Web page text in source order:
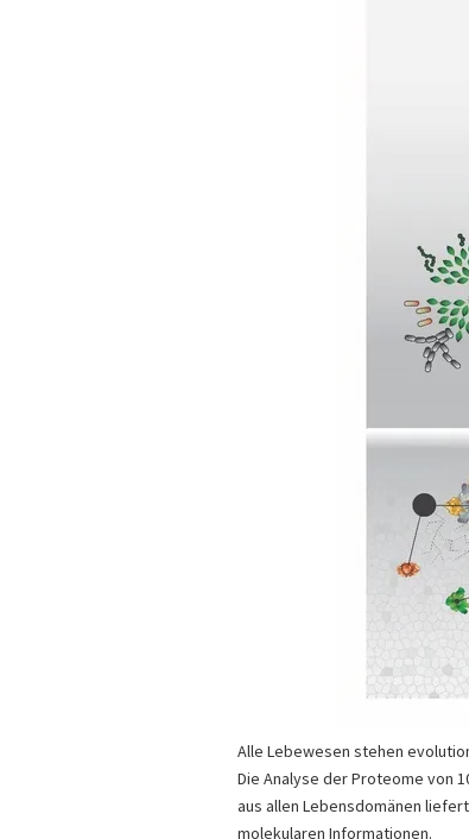
Alle Lebewesen stehen
Die Analyse der Proteome von
aus allen Lebensdomänen
molekularen Informationen.